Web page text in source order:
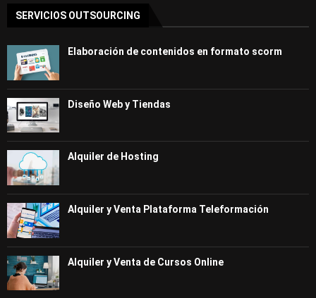
SERVICIOS OUTSOURCING
Elaboración de contenidos en formato scorm
Diseño Web y Tiendas
Alquiler de Hosting
Alquiler y Venta Plataforma Teleformación
Alquiler y Venta de Cursos Online